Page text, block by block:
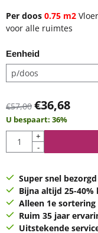
Per doos 0.75 m2
voor alle ruimtes
Eenheid
€57,00 €36,68
U bespaart: 36%
Aantal
+
-
Super snel
Bijna altijd 25-
Alleen 1e
Ruim 35 jaar
Uitstekende